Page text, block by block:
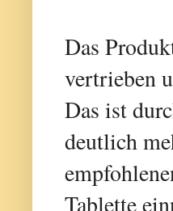
Das
vertrieben
Das ist
deutlich
Tablette